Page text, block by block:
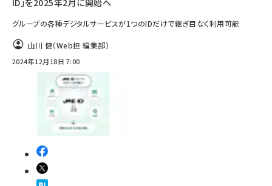
ai (2811)
youtube (2439)
note (2315)
セミナー (2308)
z世代 (1623)
meo (1277)
llmo (1166)
ID」を2025年2月に開始へ
グループの各種デジタルサービスが1つのIDだけで継ぎ目なく利用可能
山川 健（Web担 編集部）
2024年12月18日 7:00